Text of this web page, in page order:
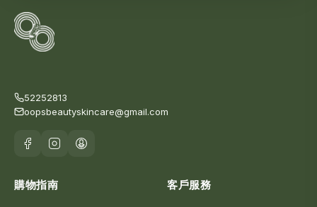
52252813
oopsbeautyskincare@gmail.com
購物指南 客戶服務